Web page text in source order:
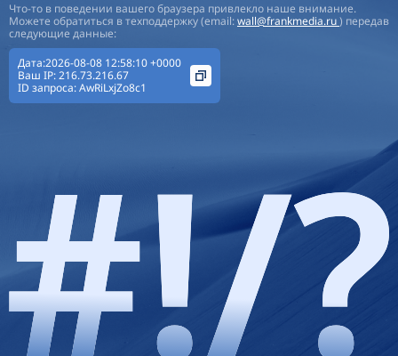
Что-то в поведении вашего браузера привлекло наше внимание.
Можете обратиться в техподдержку (email:wall@frankmedia.ru) передав
следующие данные:
Дата:2026-08-08 12:58:10 +0000
Ваш IP:216.73.216.67
ID запроса:AwRiLxjZo8c1